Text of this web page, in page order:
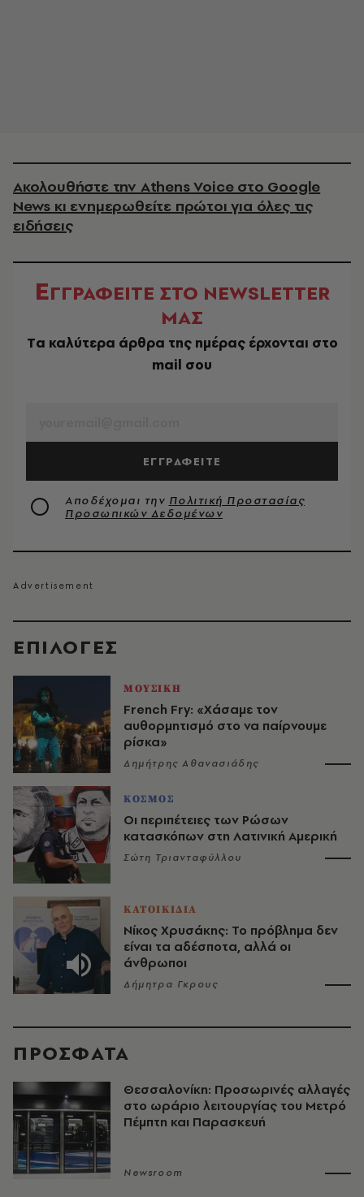
EΠΙΛΟΓΈΣ
ΜΟΥΣΙΚΗ
French Fry: «Χάσαμε τον
αυθορμητισμό στο να παίρνουμε
ρίσκα»
Δημήτρης Αθανασιάδης
ΚΟΣΜΟΣ
Οι περιπέτειες των Ρώσων
κατασκόπων στη Λατινική Αμερική
Σώτη Τριανταφύλλου
ΚΑΤΟΙΚΙΔΙΑ
Νίκος Χρυσάκης: Το πρόβλημα δεν
είναι τα αδέσποτα, αλλά οι
άνθρωποι
Δήμητρα Γκρους
Ακολουθήστε την Athens Voice στο Google
News κι ενημερωθείτε πρώτοι για όλες τις
ειδήσεις
ΕΓΓΡΑΦΕΙΤΕ ΣΤΟ NEWSLETTER
ΜΑΣ
Tα καλύτερα άρθρα της ημέρας έρχονται στο
mail σου
ΕΓΓΡΑΦΕΙΤΕ
Αποδέχομαι την Πολιτική Προστασίας
Προσωπικών Δεδομένων
ΠΡΟΣΦΑΤΑ
Θεσσαλονίκη: Προσωρινές αλλαγές
στο ωράριο λειτουργίας του Μετρό
Πέμπτη και Παρασκευή
Newsroom